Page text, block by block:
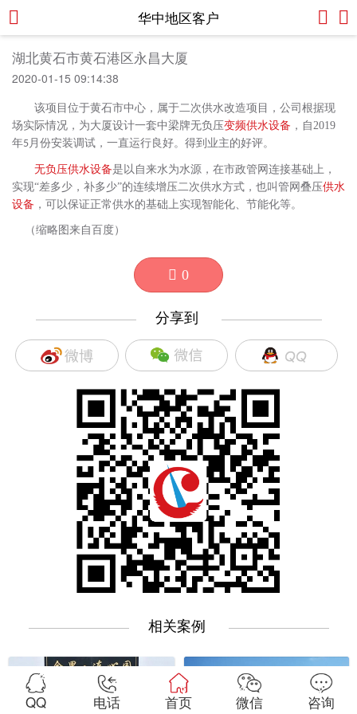
华中地区客户
湖北黄石市黄石港区永昌大厦
2020-01-15 09:14:38
该项目位于黄石市中心，属于二次供水改造项目，公司根据现
场实际情况，为大厦设计一套中梁牌无负压变频供水设备 ，自2019
年5月份安装调试，一直运行良好。得到业主的好评。
无负压供水设备是以自来水为水源，在市政管网连接基础上，
实现“差多少，补多少”的连续增压二次供水方式，也叫管网叠压供水
设备 ，可以保证正常供水的基础上实现智能化、节能化等。
（缩略图来自百度）
0
————————— 分享到 —————————
————————— 相关案例 —————————
QQ 电话 首页 微信 咨询